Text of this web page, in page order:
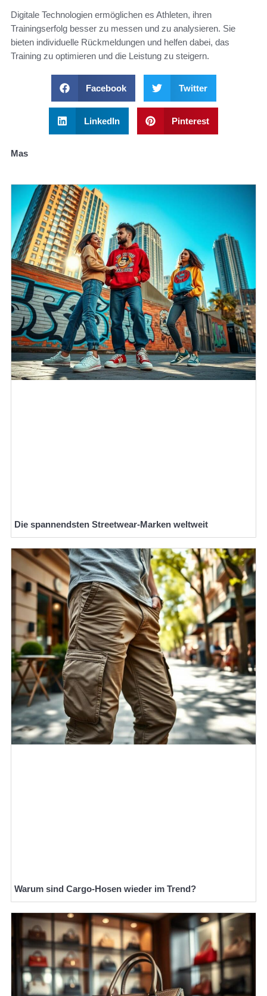
Digitale Technologien ermöglichen es Athleten, ihren
Trainingserfolg besser zu messen und zu analysieren. Sie
bieten individuelle Rückmeldungen und helfen dabei, das
Training zu optimieren und die Leistung zu steigern.
Facebook Twitter
LinkedIn Pinterest
Mas
Die spannendsten Streetwear-Marken weltweit
Warum sind Cargo-Hosen wieder im Trend?